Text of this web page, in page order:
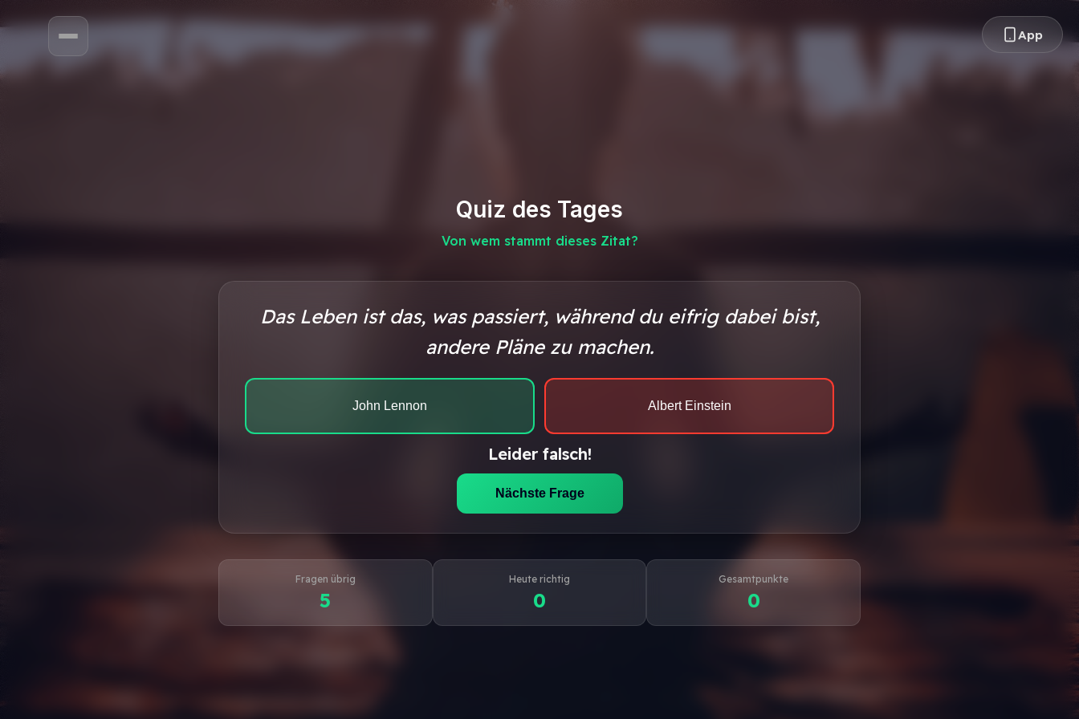
App
Quiz des Tages
Von wem stammt dieses Zitat?
Das Leben ist das, was passiert, während du eifrig dabei bist,
andere Pläne zu machen.
John Lennon Albert Einstein
Leider falsch!
Nächste Frage
Fragen übrig
5
Heute richtig
0
Gesamtpunkte
0